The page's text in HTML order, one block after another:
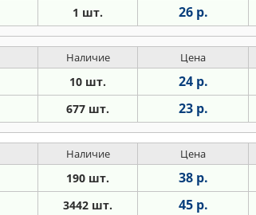
1 шт. 26 р.
Наличие Цена
10 шт. 24 р.
677 шт. 23 р.
Наличие Цена
190 шт. 38 р.
3442 шт. 45 р.